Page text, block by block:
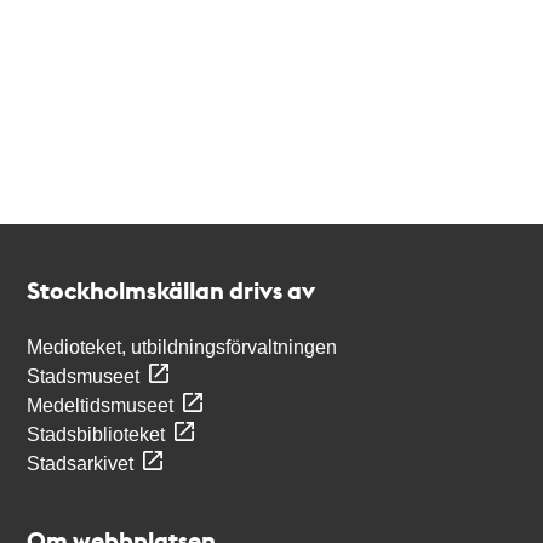
Stockholmskällan drivs av
Medioteket, utbildningsförvaltningen
Stadsmuseet
Medeltidsmuseet
Stadsbiblioteket
Stadsarkivet